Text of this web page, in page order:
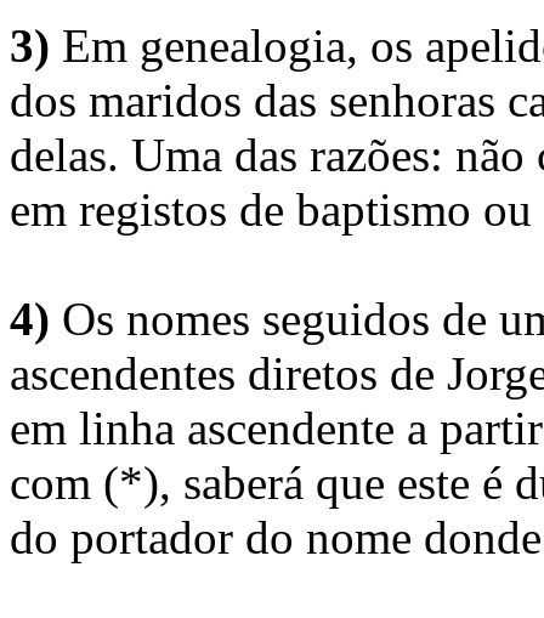
3) Em genealogia, os
dos maridos das senhoras
delas. Uma das razões:
em registos de baptismo
4) Os nomes seguidos de
ascendentes diretos de
em linha ascendente a
com (*), saberá que este é
do portador do nome